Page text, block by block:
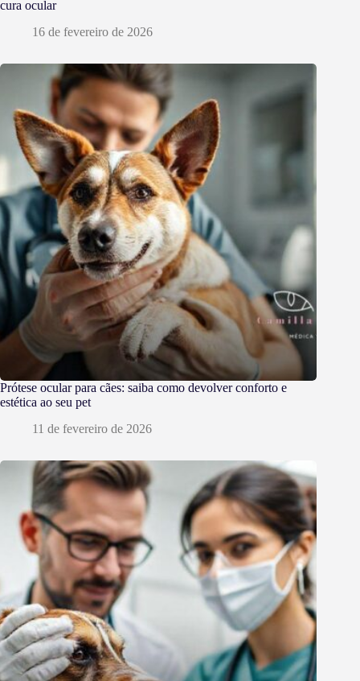
cura ocular
16 de fevereiro de 2026
Prótese ocular para cães: saiba como devolver conforto e
estética ao seu pet
11 de fevereiro de 2026